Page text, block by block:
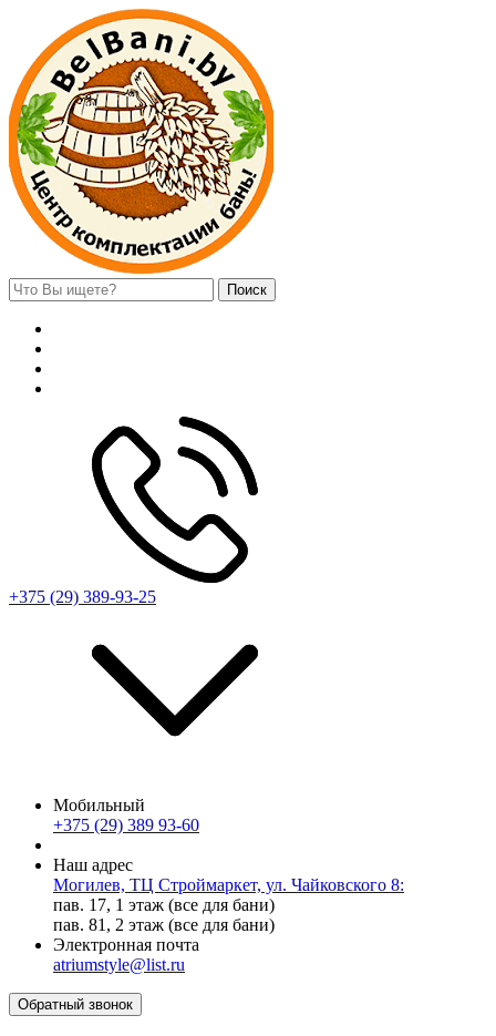
Поиск
+375 (29) 389-93-25
Мобильный
+375 (29) 389 93-60
Наш адрес
Могилев, ТЦ Строймаркет, ул. Чайковского 8:
пав. 17, 1 этаж (все для бани)
пав. 81, 2 этаж (все для бани)
Электронная почта
atriumstyle@list.ru
Обратный звонок